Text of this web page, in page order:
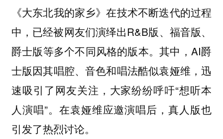
《大东北我的家乡》在技术不断迭代的过程
中，已经被网友们演绎出R&B版、福音版、
爵士版等多个不同风格的版本。其中，AI爵
士版因其唱腔、音色和唱法酷似袁娅维，迅
速吸引了网友关注，大家纷纷呼吁“想听本
人演唱”。在袁娅维应邀演唱后，真人版也
引发了热烈讨论。